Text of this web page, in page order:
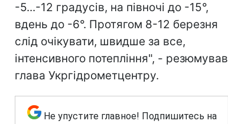
-5...-12 градусів, на півночі до -15°,
вдень до -6°. Протягом 8-12 березня
слід очікувати, швидше за все,
інтенсивного потепління", - резюмував
глава Укргідрометцентру.
Не упустите главное! Подпишитесь на